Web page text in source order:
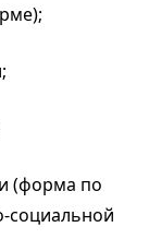
(форма по
социальной